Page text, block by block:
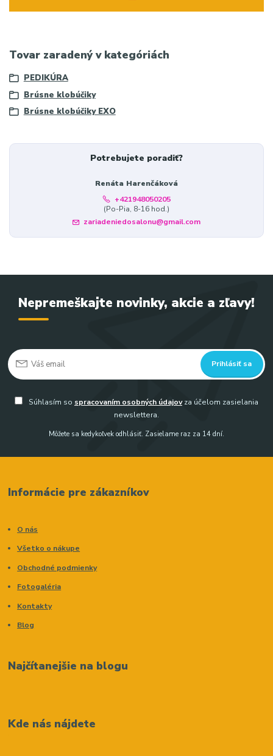
Tovar zaradený v kategóriách
PEDIKÚRA
Brúsne klobúčiky
Brúsne klobúčiky EXO
Potrebujete poradiť?
Renáta Harenčáková
+421948050205
(Po-Pia, 8-16 hod.)
zariadeniedosalonu@gmail.com
Nepremeškajte novinky, akcie a zľavy!
Prihlásiť sa
Súhlasím so spracovaním osobných údajovza účelom zasielania
newslettera.
Môžete sa kedykoľvek odhlásiť. Zasielame raz za 14 dní.
Informácie pre zákazníkov
O nás
Všetko o nákupe
Obchodné podmienky
Fotogaléria
Kontakty
Blog
Najčítanejšie na blogu
Kde nás nájdete